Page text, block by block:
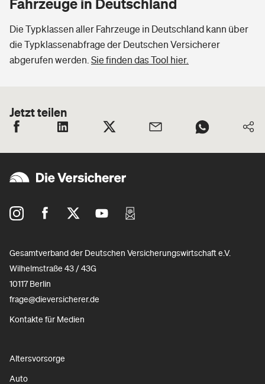
Die Typklassen aller Fahrzeuge in Deutschland kann über
die Typklassenabfrage der Deutschen Versicherer
abgerufen werden. Sie finden das Tool hier.
Jetzt teilen
Gesamtverband der Deutschen Versicherungswirtschaft e.V.
Wilhelmstraße 43 / 43G
10117 Berlin
frage@dieversicherer.de
Kontakte für Medien
Altersvorsorge
Auto